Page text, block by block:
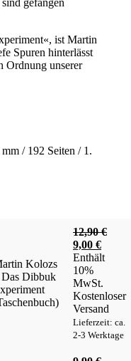
ist Martin
Spuren hinterlässt
Ordnung unserer
/ 192 Seiten / 1.
Kolozs
Dibbuk
12,90€
Preis
war:
12,90 €
9,00 €
Preis
Enthält
10%
MwSt.
Kostenloser
Versand
Lieferzeit: ca.
2-3 Werktage